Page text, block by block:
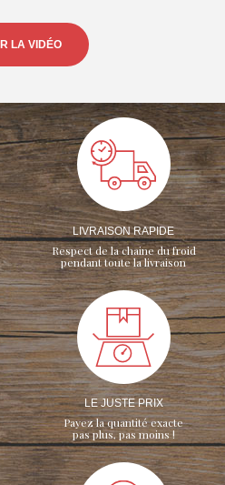
LA VIDÉO
LIVRAISON RAPIDE
Respect de la chaine du froid
pendant toute la livraison
LE JUSTE PRIX
Payez la quantité exacte
pas plus, pas moins !